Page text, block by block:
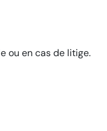
ou en cas de litige.